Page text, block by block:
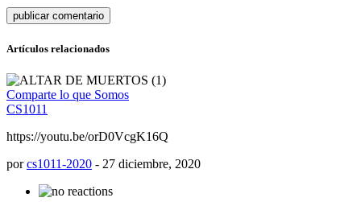
Artículos relacionados
Comparte lo que Somos
CS1011
https://youtu.be/orD0VcgK16Q
porcs1011-2020 - 27 diciembre, 2020